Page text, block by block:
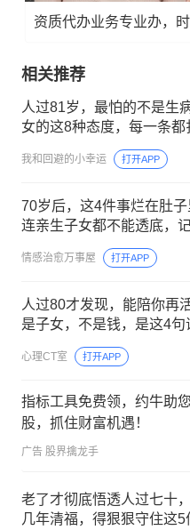
资质代办业务专业办，
相关推荐
人过81岁，最怕的不是生
女的这8种态度，每一条都
我和回避的小幸运 打开APP
70岁后，这4件事烂在肚子
连亲生子女都不能透底，
情感治愈万事屋 打开APP
人过80才发现，能陪你再
是子女，不是钱，是这4句
心理CT室 打开APP
指标工具免费领，约牛助
股，抓住财富机遇！
广告 股界擒龙手
老了才彻底悟透人过七十
几年清福，得狠狠守住这5